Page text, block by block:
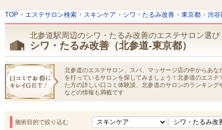
TOP エステサロン検索 スキンケア シワ・たるみ改善 東京都 渋谷
北参道駅周辺のシワ・たるみ改善のエステサロン選び
シワ・たるみ改善（北参道-東京都）
北参道のエステサロン、スパ、マッサージ店の中からあ
を行っているサロンを探してみましょう！北参道のエス
た方の詳しい口コミ体験談、北参道のサロンのランキン
などの情報も満載です
施術目的で絞り込む